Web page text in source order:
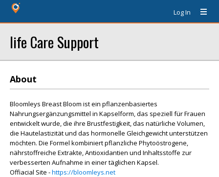
Log In
life Care Support
About
Bloomleys Breast Bloom ist ein pflanzenbasiertes
Nahrungsergänzungsmittel in Kapselform, das speziell für Frauen
entwickelt wurde, die ihre Brustfestigkeit, das natürliche Volumen,
die Hautelastizität und das hormonelle Gleichgewicht unterstützen
möchten. Die Formel kombiniert pflanzliche Phytoöstrogene,
nährstoffreiche Extrakte, Antioxidantien und Inhaltsstoffe zur
verbesserten Aufnahme in einer täglichen Kapsel.
Offiacial Site -https://bloomleys.net